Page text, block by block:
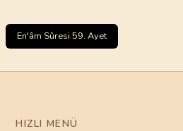
En'âm Sûresi 59. Ayet
HIZLI MENÜ